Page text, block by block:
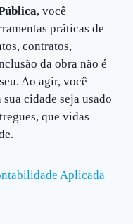
, você
práticas de
contratos,
da obra não é
Ao agir, você
cidade seja usado
que vidas
Aplicada